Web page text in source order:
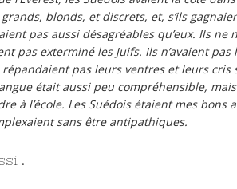
grands, blonds, et discrets, et, s’ils
pas aussi désagréables qu’eux. Ils ne
pas exterminé les Juifs. Ils n’avaient
pas leurs ventres et leurs cris
était aussi peu compréhensible,
à l’école. Les Suédois étaient mes bons
sans être antipathiques.
.